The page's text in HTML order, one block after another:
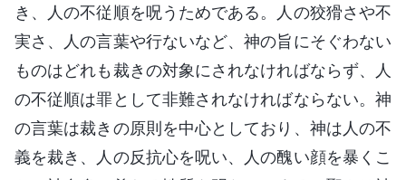
き、人の不従順を呪うためである。人の狡猾さや不
実さ、人の言葉や行ないなど、神の旨にそぐわない
ものはどれも裁きの対象にされなければならず、人
の不従順は罪として非難されなければならない。神
の言葉は裁きの原則を中心としており、神は人の不
義を裁き、人の反抗心を呪い、人の醜い顔を暴くこ